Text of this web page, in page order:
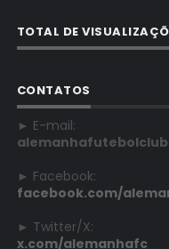
TOTAL DE
CONTATOS
► E-mail:
► Facebook:
facebook.com/
► Twitter/X:
x.com/alemanhafc_